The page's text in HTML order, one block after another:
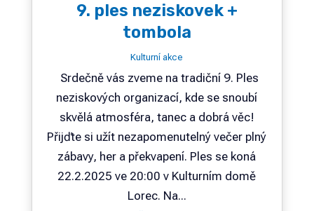
9. ples neziskovek +
tombola
Kulturní akce
Srdečně vás zveme na tradiční 9. Ples
neziskových organizací, kde se snoubí
skvělá atmosféra, tanec a dobrá věc!
Přijďte si užít nezapomenutelný večer plný
zábavy, her a překvapení. Ples se koná
22.2.2025 ve 20:00 v Kulturním domě
Lorec. Na...